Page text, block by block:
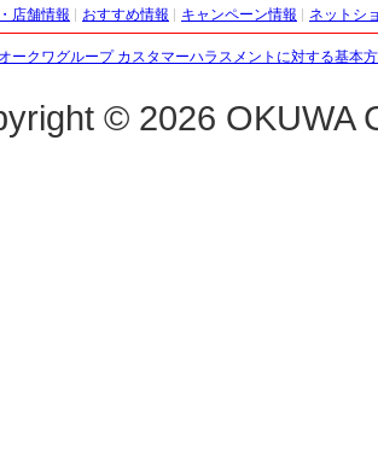
店舗情報 おすすめ情報 キャンペーン情報 ネットシ
オークワグループ カスタマーハラスメントに対する基本
© 2026 OKUWA